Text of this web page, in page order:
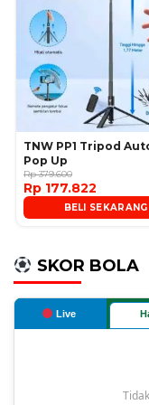
TNW PP1 Tripod
Pop Up
Rp 379.600
Rp 177.822
BELI SEKARANG
SKOR BOLA
Live